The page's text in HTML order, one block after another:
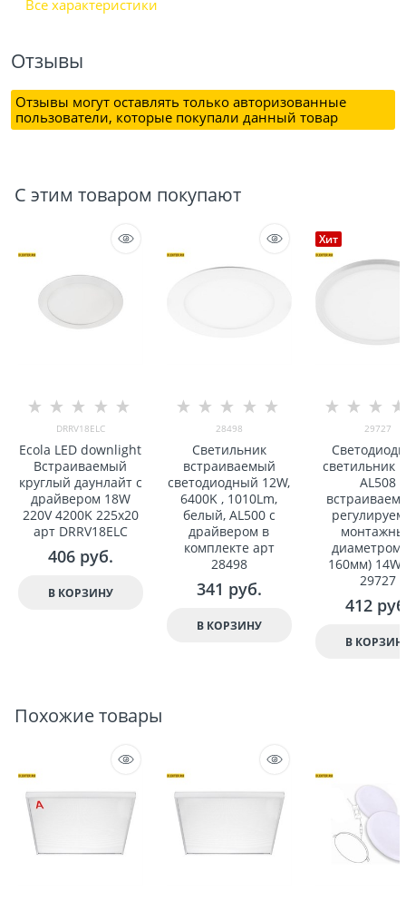
Все характеристики
Отзывы
Отзывы могут оставлять только авторизованные
пользователи, которые покупали данный товар
С этим товаром покупают
DRRV18ELC
Ecola LED downlight
Встраиваемый
круглый даунлайт с
драйвером 18W
220V 4200K 225x20
арт DRRV18ELC
406 руб.
В КОРЗИНУ
28498
Светильник
встраиваемый
светодиодный 12W,
6400K , 1010Lm,
белый, AL500 с
драйвером в
комплекте арт
28498
341 руб.
В КОРЗИНУ
Хит
29727
светильник
AL508
диаметром
160мм) 14W
29727
412
В
Похожие товары